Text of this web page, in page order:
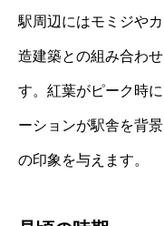
駅周辺にはモミジや
造建築との組み合わ
す。紅葉がピーク時
ーションが駅舎を背
の印象を与えます。